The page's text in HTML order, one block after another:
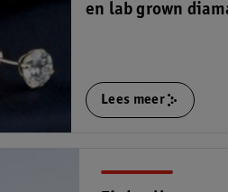
en lab grown
Lees meer